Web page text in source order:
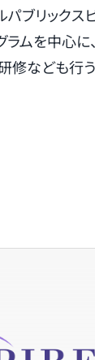
ブリックス
ムを中心に
修なども行